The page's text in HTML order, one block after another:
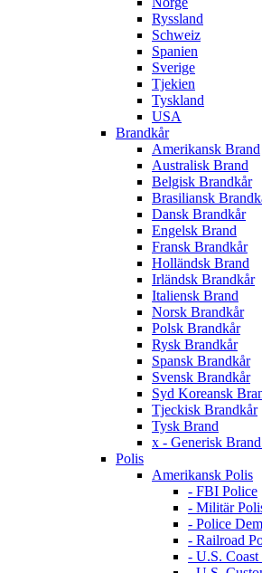
Ryssland
Schweiz
Spanien
Sverige
Tjekien
Tyskland
USA
Brandkår
Amerikansk Brand
Australisk Brand
Belgisk Brandkår
Brasiliansk
Dansk Brandkår
Engelsk Brand
Fransk Brandkår
Holländsk Brand
Irländsk Brandkår
Italiensk Brand
Norsk Brandkår
Polsk Brandkår
Rysk Brandkår
Spansk Brandkår
Svensk Brandkår
Syd Koreansk
Tjeckisk Brandkår
Tysk Brand
x - Generisk
Polis
Amerikansk Polis
- FBI Police
- Militär
- Police
- Railroad
- U.S. Coast